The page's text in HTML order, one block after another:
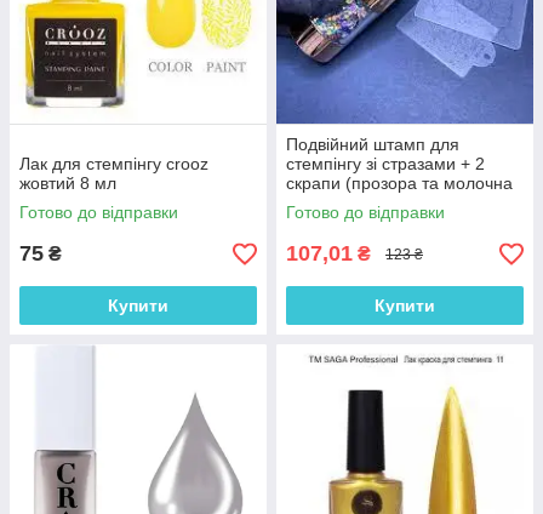
Лак для стемпінгу crooz
жовтий 8 мл
Готово до відправки
75 ₴
Купити
Подвійний штамп для
стемпінгу зі стразами + 2
скрапи (прозора та молочна
подушечки)
Готово до відправки
107,01 ₴ 123 ₴
Купити